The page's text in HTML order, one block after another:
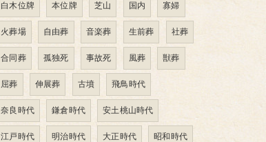
白木位牌 本位牌 芝山 国内 寡婦
火葬場 自由葬 音楽葬 生前葬 社葬
合同葬 孤独死 事故死 風葬 獣葬
屈葬 伸展葬 古墳 飛鳥時代
奈良時代 鎌倉時代 安土桃山時代
江戸時代 明治時代 大正時代 昭和時代